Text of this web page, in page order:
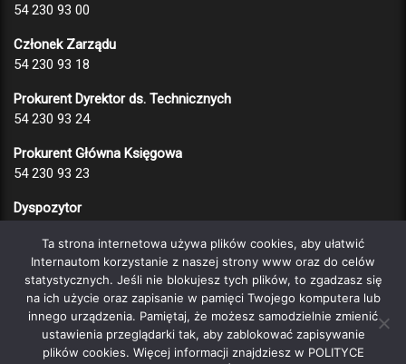
54 230 93 00
Członek Zarządu
54 230 93 18
Prokurent Dyrektor ds. Technicznych
54 230 93 24
Prokurent Główna Księgowa
54 230 93 23
Dyspozytor
Dział Zaopatrzenia
54 230 93 19
Fax
54 236 95 94
Ta strona internetowa używa plików cookies, aby ułatwić
Internautom korzystanie z naszej strony www oraz do celów
statystycznych. Jeśli nie blokujesz tych plików, to zgadzasz się
na ich użycie oraz zapisanie w pamięci Twojego komputera lub
innego urządzenia. Pamiętaj, że możesz samodzielnie zmienić
ustawienia przeglądarki tak, aby zablokować zapisywanie
plików cookies. Więcej informacji znajdziesz w POLITYCE